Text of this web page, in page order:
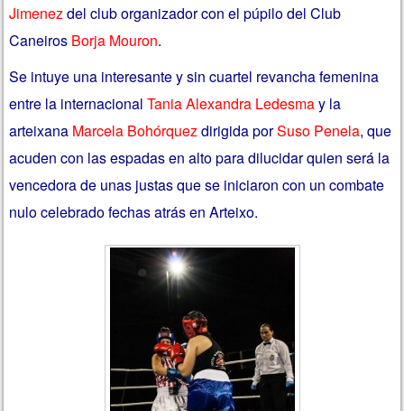
Jimenezdel club organizador con el púpilo del Club
Caneiros Borja Mouron.
Se intuye una interesante y sin cuartel revancha femenina
entre la internacionalTania Alexandra Ledesmay la
arteixana Marcela Bohórquezdirigida porSuso Penela, que
acuden con las espadas en alto para dilucidar quien será la
vencedora de unas justas que se iniciaron con un combate
nulo celebrado fechas atrás en Arteixo.